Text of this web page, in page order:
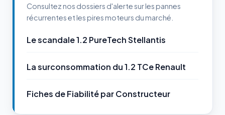
Consultez nos dossiers d'alerte sur les pannes
récurrentes et les pires moteurs du marché.
Le scandale 1.2 PureTech Stellantis
La surconsommation du 1.2 TCe Renault
Fiches de Fiabilité par Constructeur